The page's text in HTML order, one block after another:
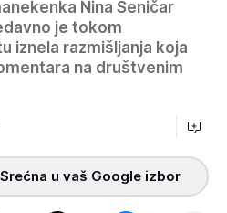
Nina Seničar
je tokom
iznela razmišljanja koja
na društvenim
u vaš Google izbor